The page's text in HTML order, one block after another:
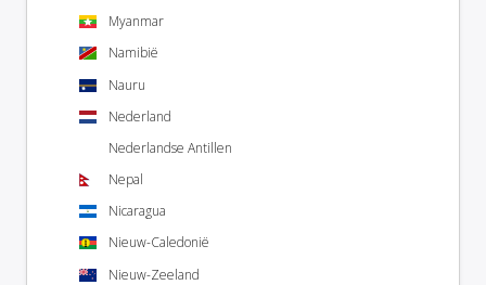
Myanmar
Namibië
Nauru
Nederland
Nederlandse Antillen
Nepal
Nicaragua
Nieuw-Caledonië
Nieuw-Zeeland